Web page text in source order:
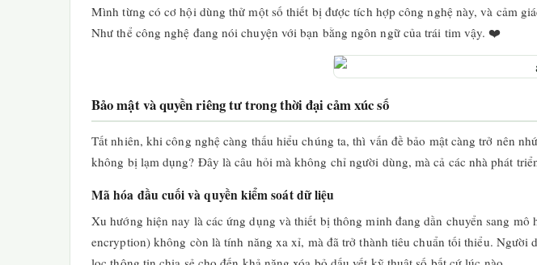
Mình từng có cơ hội dùng thử một số thiết bị được tích hợp công nghệ này, và cảm
Như thể công nghệ đang nói chuyện với bạn bằng ngôn ngữ của trái tim vậy. ❤️
Bảo mật và quyền riêng tư trong thời đại cảm xúc số
Tất nhiên, khi công nghệ càng thấu hiểu chúng ta, thì vấn đề bảo mật càng trở nên
không bị lạm dụng? Đây là câu hỏi mà không chỉ người dùng, mà cả các nhà phát
Mã hóa đầu cuối và quyền kiểm soát dữ liệu
Xu hướng hiện nay là các ứng dụng và thiết bị thông minh đang dần chuyển sang
encryption) không còn là tính năng xa xỉ, mà đã trở thành tiêu chuẩn tối thiểu.